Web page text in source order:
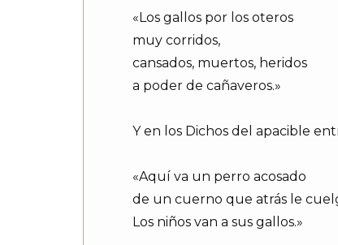
«Los gallos por los oteros
muy corridos,
cansados, muertos, heridos
a poder de cañaveros.»
Y en los Dichos del apacible
«Aquí va un perro acosado
de un cuerno que atrás le
Los niños van a sus gallos.»